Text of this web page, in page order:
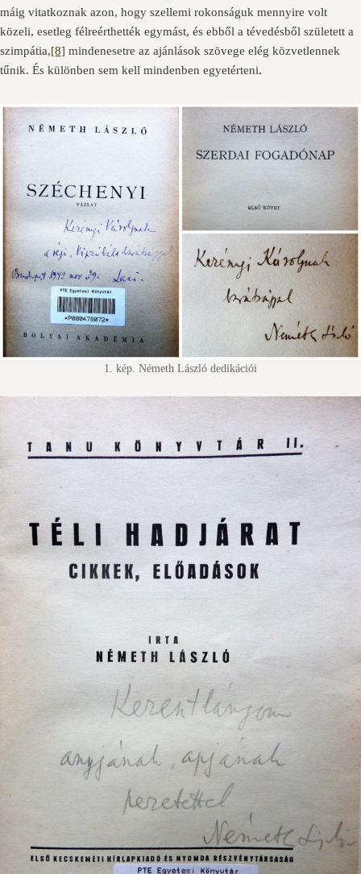
máig vitatkoznak azon, hogy szellemi rokonságuk mennyire volt
közeli, esetleg félreérthették egymást, és ebből a tévedésből született a
szimpátia,[8] mindenesetre az ajánlások szövege elég közvetlennek
tűnik. És különben sem kell mindenben egyetérteni.
1. kép. Németh László dedikációi